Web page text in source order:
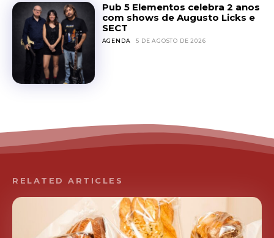
Pub 5 Elementos celebra 2 anos
com shows de Augusto Licks e
SECT
AGENDA 5 DE AGOSTO DE 2026
RELATED ARTICLES